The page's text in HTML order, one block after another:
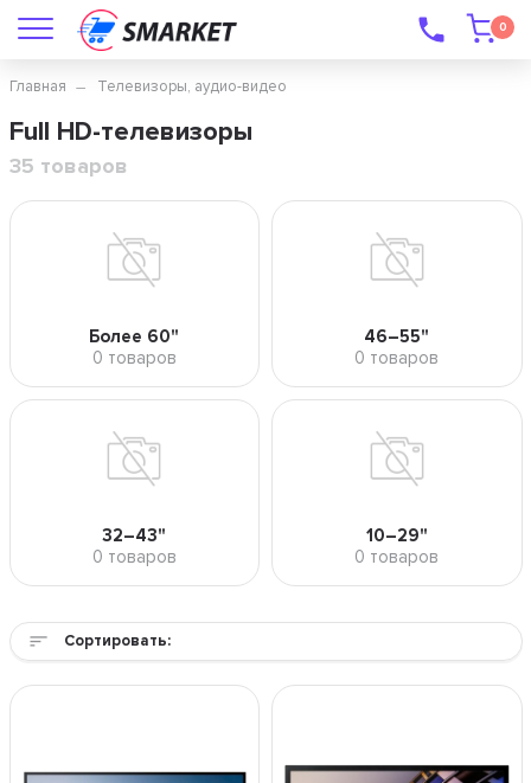
0
Главная Телевизоры, аудио-видео
Full HD-телевизоры
35 товаров
Более 60"
0 товаров
46–55"
0 товаров
32–43"
0 товаров
10–29"
0 товаров
Сортировать: